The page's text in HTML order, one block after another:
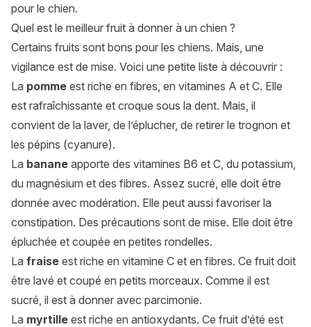
pour le chien.
Quel est le meilleur fruit à donner à un chien ?
Certains fruits sont bons pour les chiens. Mais, une
vigilance est de mise. Voici une petite liste à découvrir :
La pomme est riche en fibres, en vitamines A et C. Elle
est rafraîchissante et croque sous la dent. Mais, il
convient de la laver, de l’éplucher, de retirer le trognon et
les pépins (cyanure).
La banane apporte des vitamines B6 et C, du potassium,
du magnésium et des fibres. Assez sucré, elle doit être
donnée avec modération. Elle peut aussi favoriser la
constipation. Des précautions sont de mise. Elle doit être
épluchée et coupée en petites rondelles.
La fraise est riche en vitamine C et en fibres. Ce fruit doit
être lavé et coupé en petits morceaux. Comme il est
sucré, il est à donner avec parcimonie.
La myrtille est riche en antioxydants. Ce fruit d’été est